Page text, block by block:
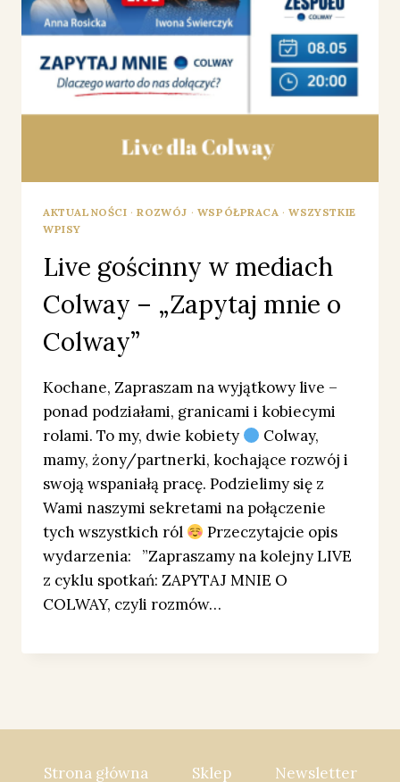
AKTUALNOŚCI ·ROZWÓJ · WSPÓŁPRACA ·WSZYSTKIE
WPISY
Live gościnny w mediach
Colway – „Zapytaj mnie o
Colway”
Kochane, Zapraszam na wyjątkowy live –
ponad podziałami, granicami i kobiecymi
rolami. To my, dwie kobiety
Colway,
mamy, żony/partnerki, kochające rozwój i
swoją wspaniałą pracę. Podzielimy się z
Wami naszymi sekretami na połączenie
tych wszystkich ról
Przeczytajcie opis
wydarzenia: ”Zapraszamy na kolejny LIVE
z cyklu spotkań: ZAPYTAJ MNIE O
COLWAY, czyli rozmów…
Strona główna Sklep Newsletter